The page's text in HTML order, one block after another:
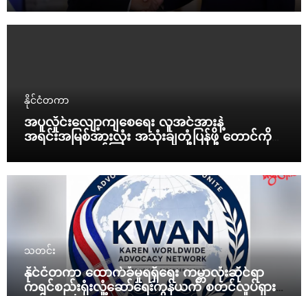
နိုင်ငံတကာ
အပူလှိုင်းလျော့ကျစေရေး လူအင်အားနဲ့
အရင်းအမြစ်အားလုံး အသုံးချတုံ့ပြန်ဖို့ တောင်ကိုရီး
သတင်း
နိုင်ငံတကာ ထောက်ခံမှုရရှိရေး ကမ္ဘာလုံးဆိုင်ရာ
ကရင်စည်းရုံးလှုံ့ဆော်ရေးကွန်ယက် စတင်လှုပ်ရှား